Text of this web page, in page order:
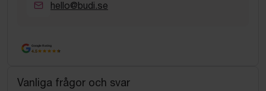
hello@budi.se
Google Rating
4.5
Vanliga frågor och svar